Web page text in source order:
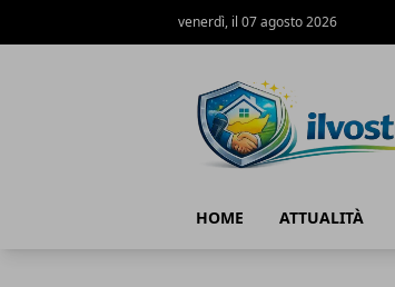
venerdì, il 07 agosto 2026
HOME ATTUALITÀ